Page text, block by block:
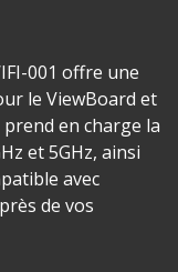
001 offre une
le ViewBoard et
en charge la
et 5GHz, ainsi
avec
de vos